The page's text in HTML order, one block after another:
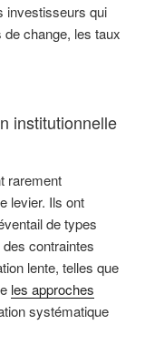
investisseurs qui
de change, les taux
institutionnelle
rarement
levier. Ils ont
de types
contraintes
lente, telles que
les approches
systématique